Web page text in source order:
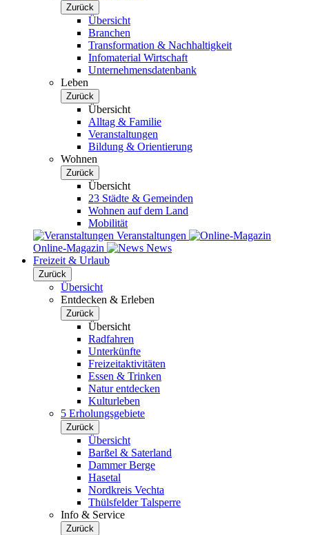
Zurück
Übersicht
Branchen
Transformation & Nachhaltigkeit
Infomaterial Wirtschaft
Unternehmensdatenbank
Leben
Zurück
Übersicht
Alltag & Familie
Veranstaltungen
Bildung & Orientierung
Wohnen
Zurück
Übersicht
23 Städte & Gemeinden
Wohnen auf dem Land
Mobilität
Veranstaltungen
Online-Magazin
News
Freizeit & Urlaub
Zurück
Übersicht
Entdecken & Erleben
Zurück
Übersicht
Radfahren
Unterkünfte
Freizeitaktivitäten
Essen & Trinken
Natur entdecken
Kulturleben
5 Erholungsgebiete
Zurück
Übersicht
Barßel & Saterland
Dammer Berge
Hasetal
Nordkreis Vechta
Thülsfelder Talsperre
Info & Service
Zurück